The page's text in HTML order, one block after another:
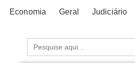
Economia Geral Judiciário
Procurar: